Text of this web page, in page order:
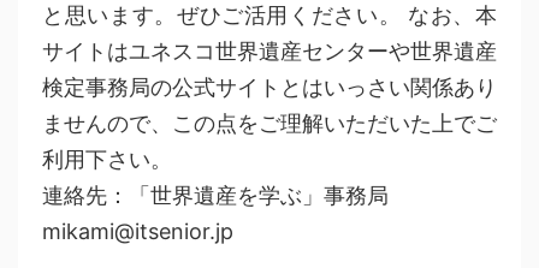
と思います。ぜひご活用ください。 なお、本
サイトはユネスコ世界遺産センターや世界遺産
検定事務局の公式サイトとはいっさい関係あり
ませんので、この点をご理解いただいた上でご
利用下さい。
連絡先：「世界遺産を学ぶ」事務局
mikami@itsenior.jp